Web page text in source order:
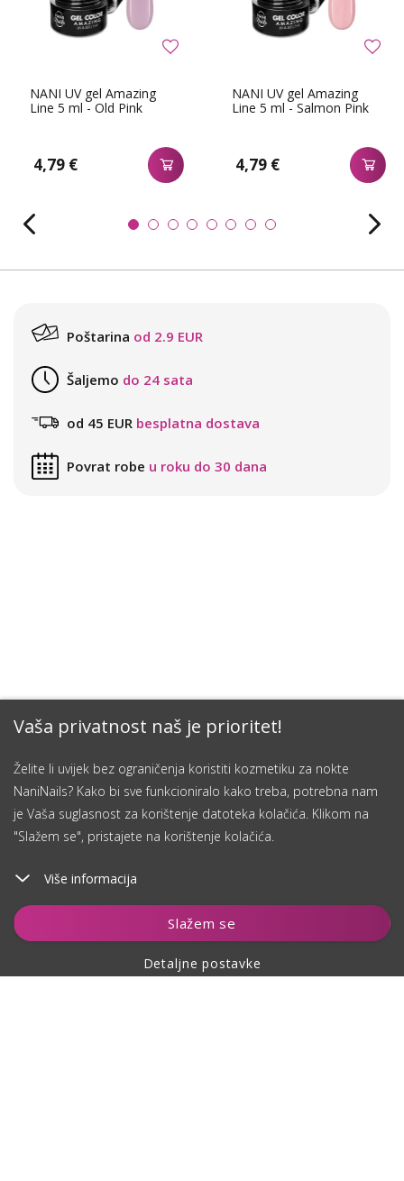
Vaša privatnost naš je prioritet!
Želite li uvijek bez ograničenja koristiti kozmetiku za nokte
NaniNails? Kako bi sve funkcioniralo kako treba, potrebna nam
je Vaša suglasnost za korištenje datoteka kolačića. Klikom na
"Slažem se", pristajete na korištenje kolačića.
Više informacija
Slažem se
Detaljne postavke
Dodaj u košaricu
NANI UV gel Amazing
Line 5 ml - Old Pink
4,79 €
NANI UV gel Amazing
Line 5 ml - Salmon Pink
4,79 €
Poštarina od 2.9 EUR
Šaljemo do 24 sata
od 45 EUR besplatna dostava
Povrat robe u roku do 30 dana